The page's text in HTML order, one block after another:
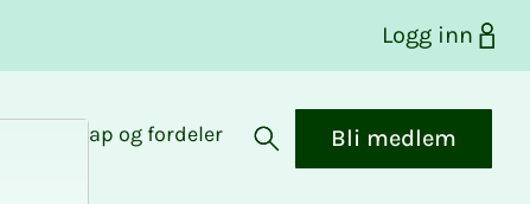
Logg inn
Medlemskap og fordeler
Åpne søk
Bli medlem